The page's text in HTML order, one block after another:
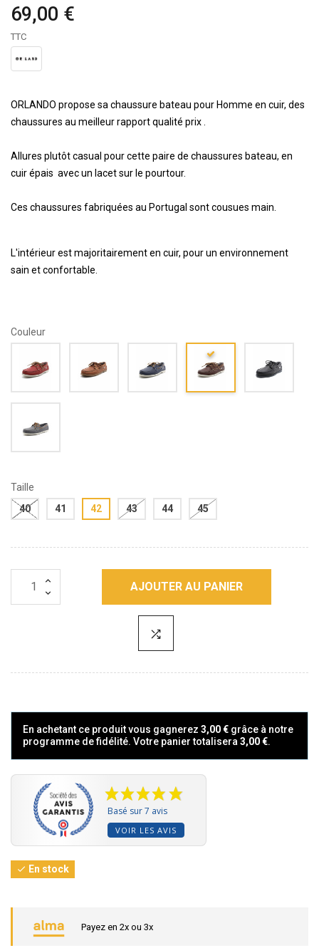
69,00 €
TTC
ORLANDO propose sa chaussure bateau pour Homme en cuir, des
chaussures au meilleur rapport qualité prix .
Allures plutôt casual pour cette paire de chaussures bateau, en
cuir épais avec un lacet sur le pourtour.
Ces chaussures fabriquées au Portugal sont cousues main.
L'intérieur est majoritairement en cuir, pour un environnement
sain et confortable.
Couleur
Taille
40
41 42 43 44 45
AJOUTER AU PANIER
En achetant ce produit vous gagnerez 3,00 € grâce à notre
programme de fidélité. Votre panier totalisera 3,00 €.
Basé sur 7 avis
VOIR LES AVIS
 En stock
Payez en 2x ou 3x